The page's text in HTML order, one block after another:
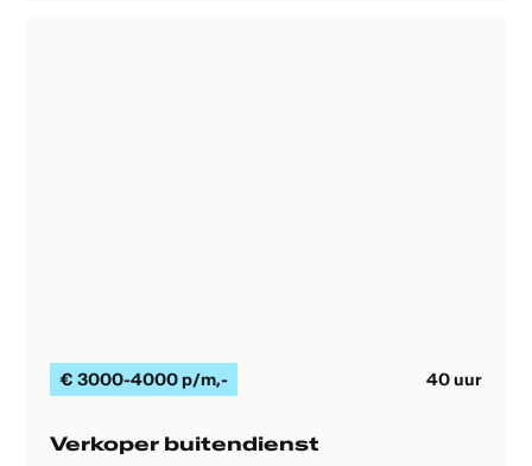
€ 3000-4000 p/m,- 40uur
Verkoper buitendienst